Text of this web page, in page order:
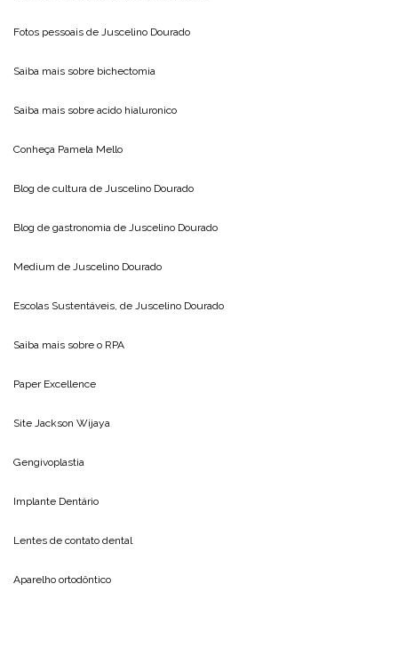
Fotos pessoais de Juscelino Dourado
Saiba mais sobre bichectomia
Saiba mais sobre acido hialuronico
Conheça Pamela Mello
Blog de cultura de Juscelino Dourado
Blog de gastronomia de Juscelino Dourado
Medium de Juscelino Dourado
Escolas Sustentáveis, de Juscelino Dourado
Saiba mais sobre o RPA
Paper Excellence
Site Jackson Wijaya
Gengivoplastia
Implante Dentário
Lentes de contato dental
Aparelho ortodôntico